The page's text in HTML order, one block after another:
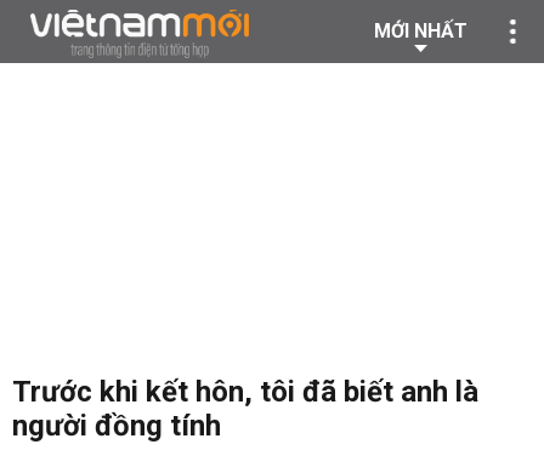
MỚI NHẤT
Trước khi kết hôn, tôi đã biết anh là
người đồng tính